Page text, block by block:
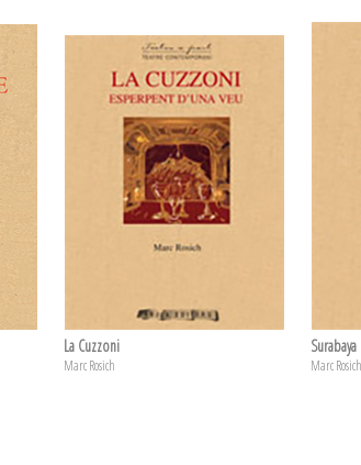
La Cuzzoni
Marc Rosich
Surabaya
Marc Rosich